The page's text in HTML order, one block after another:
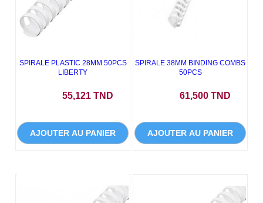
SPIRALE PLASTIC 28MM 50PCS
LIBERTY
55,121 TND
AJOUTER AU PANIER
SPIRALE 38MM BINDING COMBS
50PCS
61,500 TND
AJOUTER AU PANIER